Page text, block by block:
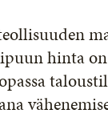
hinta